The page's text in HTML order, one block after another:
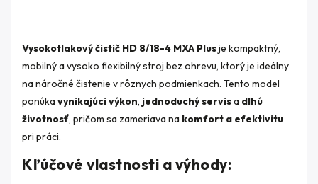
Vysokotlakový čistič HD 8/18-4 MXA Plusje kompaktný,
mobilný a vysoko flexibilný stroj bez ohrevu, ktorý je ideálny
na náročné čistenie v rôznych podmienkach. Tento model
ponúkavynikajúci výkon, jednoduchý servisa dlhú
životnosť, pričom sa zameriava na komfort a efektivitu
pri práci.
Kľúčové vlastnosti a výhody: